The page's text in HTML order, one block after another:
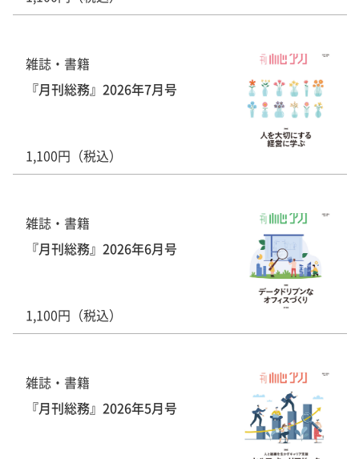
雑誌・書籍
『月刊総務』2026年7月号
1,100円（税込）
雑誌・書籍
『月刊総務』2026年6月号
1,100円（税込）
雑誌・書籍
『月刊総務』2026年5月号